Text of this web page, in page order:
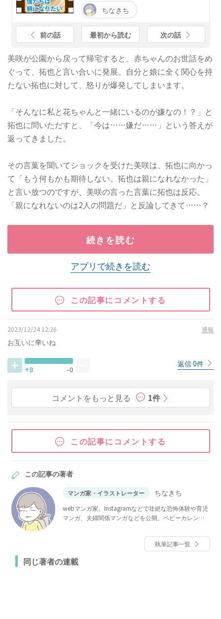
ちなきち
前の話 最初から読む 次の話
美咲が公園から戻って帰宅すると、赤ちゃんのお世話をめ
ぐって、拓也と言い合いに発展。自分と娘に全く関心を持
たない拓也に対して、怒りが爆発してしまいます。
「そんなに私と花ちゃんと一緒にいるのが嫌なの！？」と
拓也に問いただすと、「今は……嫌だ……」という答えが
返ってきました。
その言葉を聞いてショックを受けた美咲は、拓也に向かっ
て「もう何もかも期待しない。拓也は親になれなかった」
と言い放つのですが、美咲の言った言葉に拓也は反応。
「親になれないのは2人の問題だ」と反論してきて……？
続きを読む
アプリで続きを読む
この記事にコメントする
2023/12/24 12:26 通報
お互いに辛いね
+8 -0
返信 0件
コメントをもっと見る 1件
この記事にコメントする
この記事の著者
マンガ家・イラストレーター ちなきち
webマンガ家。Instagramなどで壮絶な恐怖体験や育児
マンガ、夫婦関係マンガなどを公開。ベビーカレンダ
「その人って、本当にママ友ですか？」「夫が消えま
執筆記事一覧
同じ著者の連載